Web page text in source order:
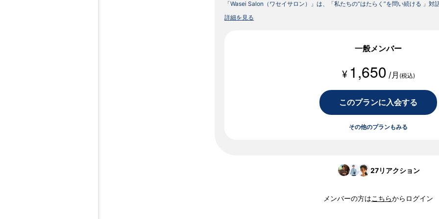
「Wasei Salon（ワセイサロン）」は、「私たちの“はたらく”を問い続ける 」対
詳細を見る
一般メンバー
¥ 1,650 /月 (税込)
このプランに入会する
その他のプランもみる
27リアクション
メンバーの方はこちらからログイン